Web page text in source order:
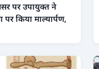
पर उपायुक्त ने
पर किया माल्यार्पण,